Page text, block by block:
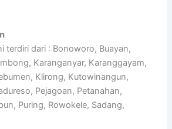
terdiri dari : Bonoworo, Buayan,
Karanganyar, Karanggayam,
Klirong, Kutowinangun,
Pejagoan, Petanahan,
Puring, Rowokele, Sadang,